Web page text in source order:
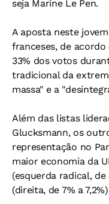
seja Marine Le Pen.
A aposta neste
franceses, de
33% dos votos
tradicional da
massa" e a
Além das listas
Glucksmann, os
representação no
maior economia da
(esquerda radical, de
(direita, de 7% a